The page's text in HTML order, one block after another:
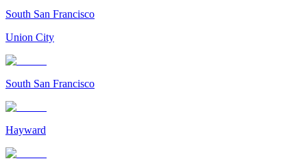
South San Francisco
Union City
South San Francisco
Hayward